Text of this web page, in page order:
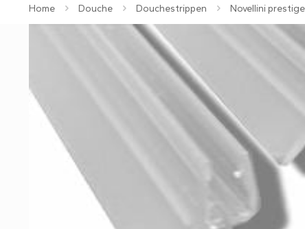
Home Douche Douchestrippen Novellini